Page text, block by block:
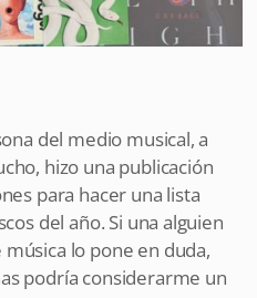
del medio musical, a
hizo una publicación
para hacer una lista
del año. Si una alguien
música lo pone en duda,
podría considerarme un